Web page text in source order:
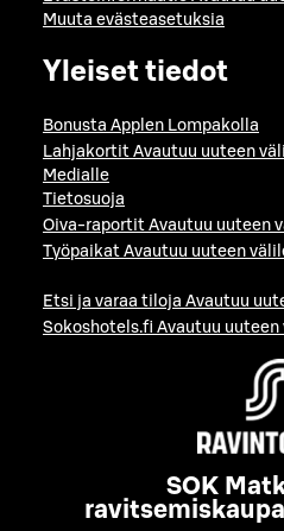
Muuta evästeasetuksia
Yleiset tiedot
Bonusta Applen Lompakolla
Lahjakortit Avautuu uuteen
Medialle
Tietosuoja
Oiva-raportit Avautuu uuteen
Työpaikat Avautuu uuteen
Etsi ja varaa tiloja Avautuu
Sokoshotels.fi Avautuu
SOK